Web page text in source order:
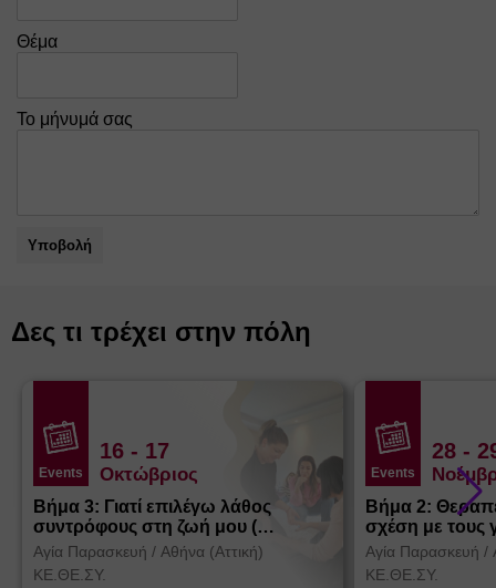
Θέμα
Το μήνυμά σας
Υποβολή
Δες τι τρέχει στην πόλη
Events
16 - 17
Οκτώβριος
Βήμα 3: Γιατί επιλέγω λάθος
συντρόφους στη ζωή μου (
Θεσσαλονίκη)
Αγία Παρασκευή / Αθήνα (Αττική)
ΚΕ.ΘΕ.ΣΥ.
Events
28 -
Βήμα 2:
σχέση με τους
Αγία Παρασκευή /
ΚΕ.ΘΕ.ΣΥ.